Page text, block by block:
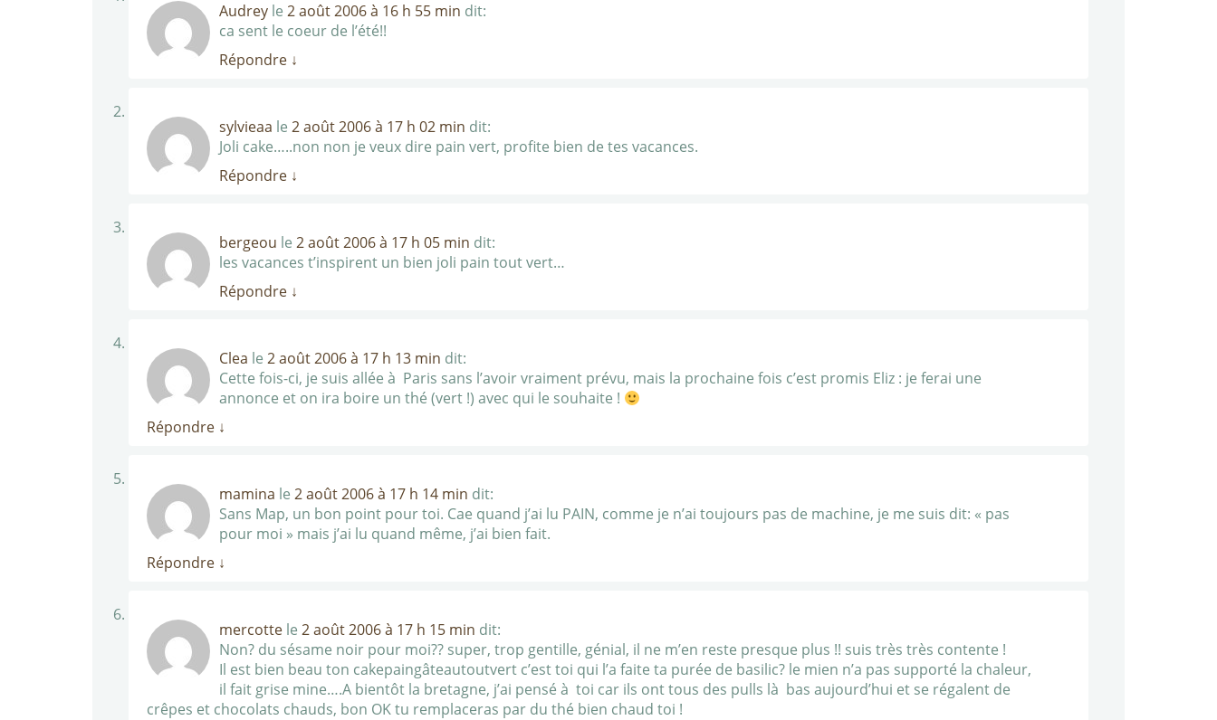
Audrey le 2 août 2006 à 16 h 55 min dit:
ca sent le coeur de l’été!!
Répondre ↓
sylvieaa le 2 août 2006 à 17 h 02 min dit:
Joli cake…..non non je veux dire pain vert, profite bien de tes vacances.
Répondre ↓
bergeou le 2 août 2006 à 17 h 05 min dit:
les vacances t’inspirent un bien joli pain tout vert…
Répondre ↓
Clea le 2 août 2006 à 17 h 13 min dit:
Cette fois-ci, je suis allée à Paris sans l’avoir vraiment prévu, mais la prochaine fois c’est promis Eliz : je ferai une
annonce et on ira boire un thé (vert !) avec qui le souhaite !
Répondre ↓
mamina le 2 août 2006 à 17 h 14 min dit:
Sans Map, un bon point pour toi. Cae quand j’ai lu PAIN, comme je n’ai toujours pas de machine, je me suis dit: « pas
pour moi » mais j’ai lu quand même, j’ai bien fait.
Répondre ↓
mercotte le 2 août 2006 à 17 h 15 min dit:
Non? du sésame noir pour moi?? super, trop gentille, génial, il ne m’en reste presque plus !! suis très très contente !
Il est bien beau ton cakepaingâteautoutvert c’est toi qui l’a faite ta purée de basilic? le mien n’a pas supporté la chaleur,
il fait grise mine….A bientôt la bretagne, j’ai pensé à toi car ils ont tous des pulls là bas aujourd’hui et se régalent de
crêpes et chocolats chauds, bon OK tu remplaceras par du thé bien chaud toi !